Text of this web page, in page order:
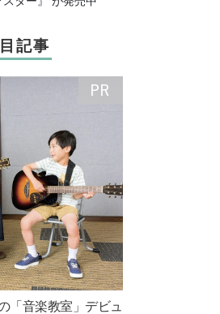
記事
「音楽教室」デビュ